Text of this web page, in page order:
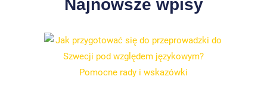
Najnowsze wpisy